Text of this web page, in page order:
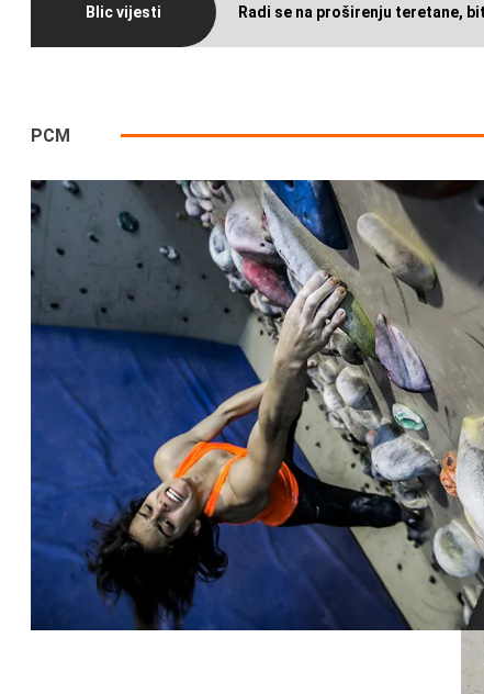
Blic vijesti Radi se na proširenju teretane,
PCM